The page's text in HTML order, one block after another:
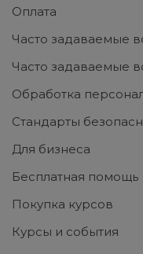
Оплата
Часто задаваемые
Часто задаваемые
Обработка
Стандарты
Для бизнеса
Бесплатная помощь
Покупка курсов
Курсы и события